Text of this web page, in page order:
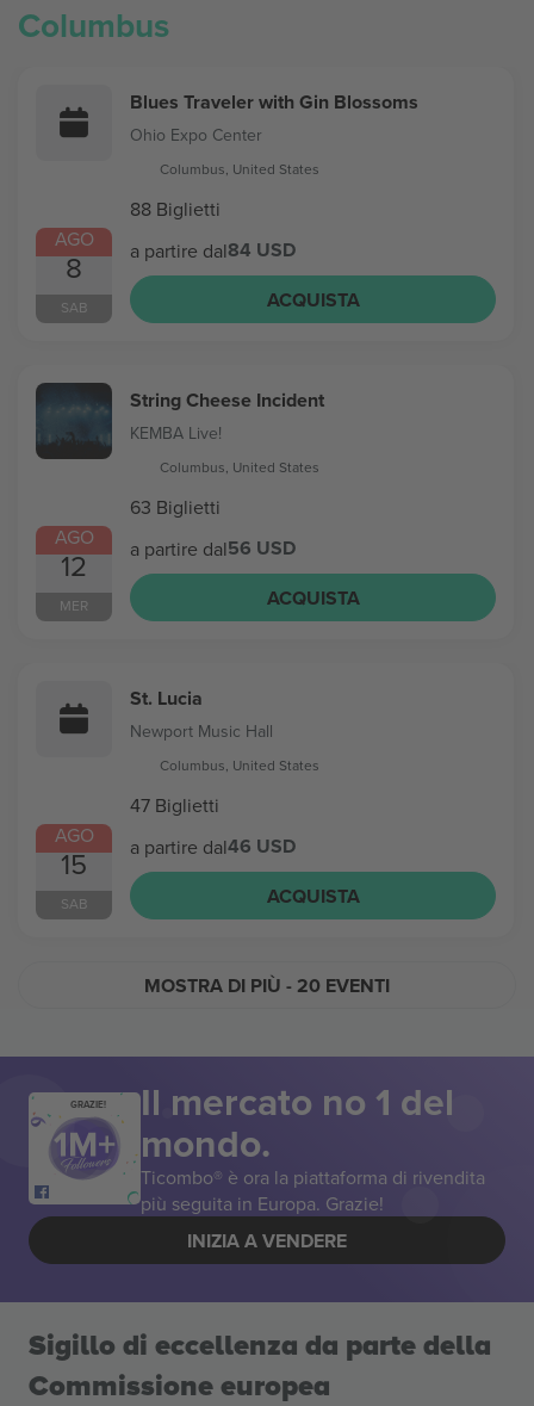
Columbus
AGO
8
SAB
Blues Traveler with Gin Blossoms
Ohio Expo Center
Columbus, United States
88 Biglietti
a partire dal84 USD
ACQUISTA
AGO
12
MER
String Cheese Incident
KEMBA Live!
Columbus, United States
63 Biglietti
a partire dal56 USD
ACQUISTA
AGO
15
SAB
St. Lucia
Newport Music Hall
Columbus, United States
47 Biglietti
a partire dal46 USD
ACQUISTA
MOSTRA DI PIÙ - 20 EVENTI
GRAZIE! Il mercato no 1 del
mondo.
Ticombo® è ora la piattaforma di rivendita
più seguita in Europa. Grazie!
INIZIA A VENDERE
Sigillo di eccellenza da parte della
Commissione europea